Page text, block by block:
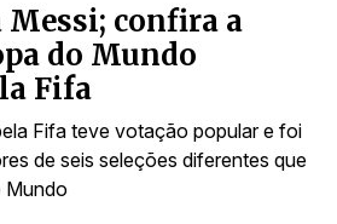
Messi; confira a
do Mundo
Fifa
Fifa teve votação popular e foi
de seis seleções diferentes que
Mundo